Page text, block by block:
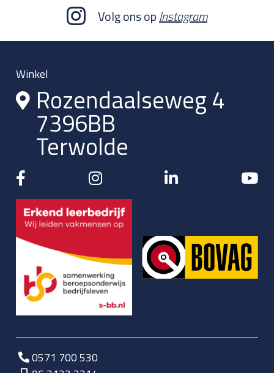
Volg ons opInstagram
Winkel
Rozendaalseweg 4
7396BB
Terwolde
0571 700 530